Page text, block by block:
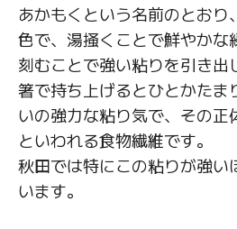
あかもくという名前のとおり
色で、湯掻くことで鮮やかな
刻むことで強い粘りを引き出
箸で持ち上げるとひとかたま
いの強力な粘り気で、その正
といわれる食物繊維です。
秋田では特にこの粘りが強い
います。